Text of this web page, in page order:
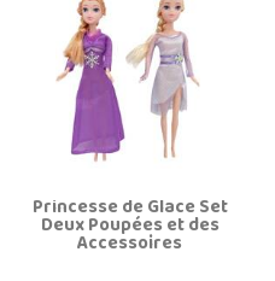
Princesse de Glace Set
Deux Poupées et des
Accessoires